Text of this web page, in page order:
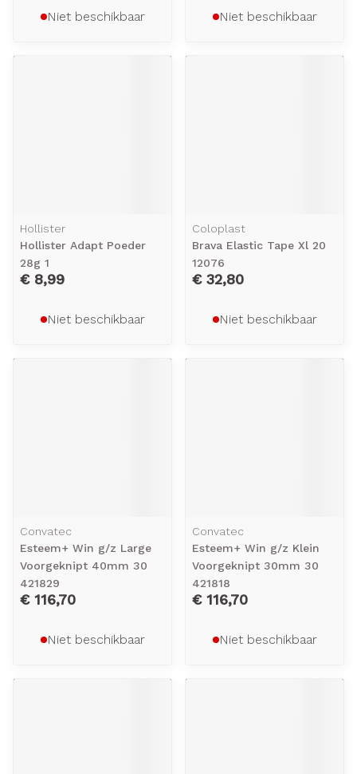
Niet beschikbaar Niet beschikbaar
Hollister
Hollister Adapt Poeder
28g 1
€ 8,99
Niet beschikbaar
Coloplast
Brava Elastic Tape Xl 20
12076
€ 32,80
Niet beschikbaar
Convatec
Esteem+ Win g/z Large
Voorgeknipt 40mm 30
421829
€ 116,70
Niet beschikbaar
Convatec
Esteem+ Win g/z Klein
Voorgeknipt 30mm 30
421818
€ 116,70
Niet beschikbaar